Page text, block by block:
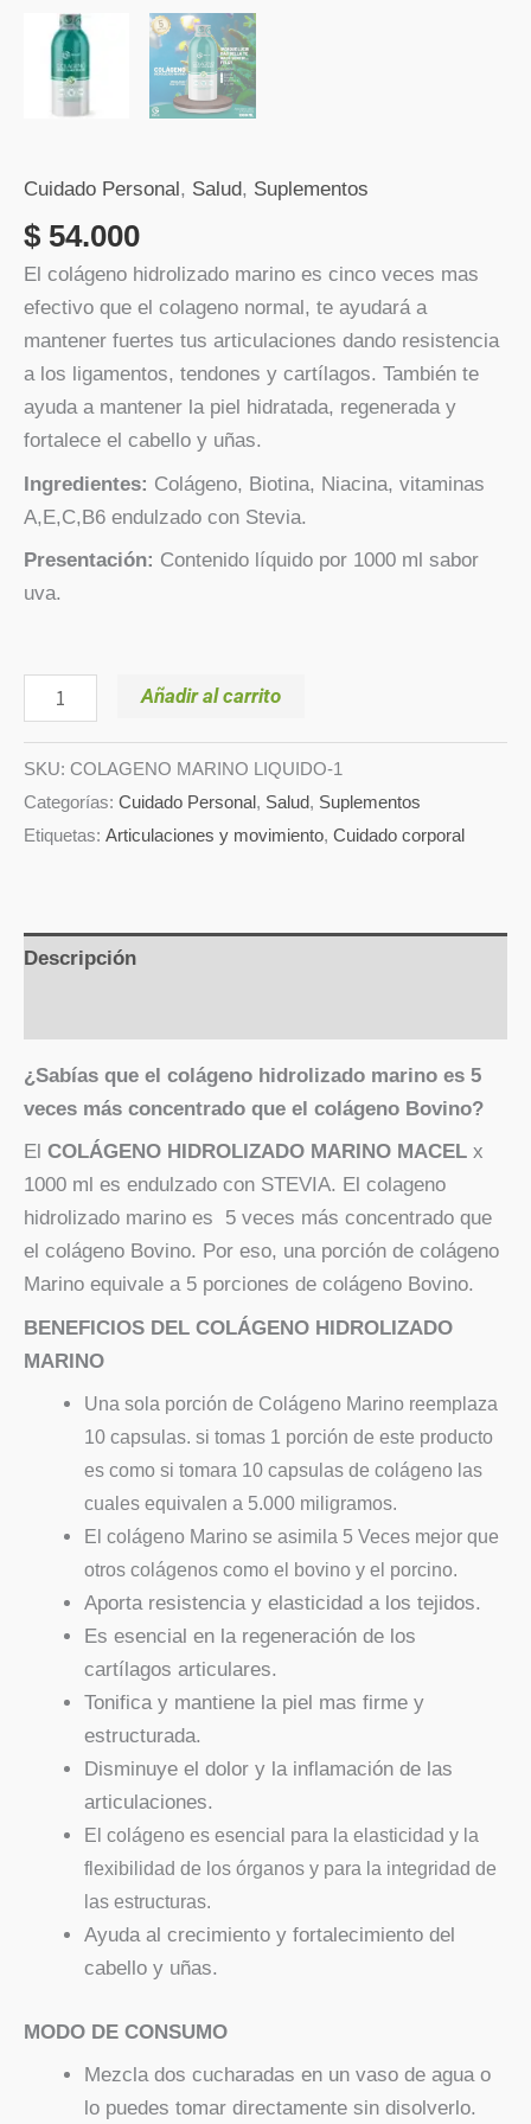
Cuidado Personal , Salud, Suplementos
$ 54.000
El colágeno hidrolizado marino es cinco veces mas
efectivo que el colageno normal, te ayudará a
mantener fuertes tus articulaciones dando resistencia
a los ligamentos, tendones y cartílagos. También te
ayuda a mantener la piel hidratada, regenerada y
fortalece el cabello y uñas.
Ingredientes: Colágeno, Biotina, Niacina, vitaminas
A,E,C,B6 endulzado con Stevia.
Presentación: Contenido líquido por 1000 ml sabor
uva.
Añadir al carrito
SKU: COLAGENO MARINO LIQUIDO-1
Categorías: Cuidado Personal, Salud, Suplementos
Etiquetas: Articulaciones y movimiento, Cuidado corporal
Descripción
¿Sabías que el colágeno hidrolizado marino es 5
veces más concentrado que el colágeno Bovino?
El COLÁGENO HIDROLIZADO MARINO MACEL x
1000 ml es endulzado con STEVIA. El colageno
hidrolizado marino es 5 veces más concentrado que
el colágeno Bovino. Por eso, una porción de colágeno
Marino equivale a 5 porciones de colágeno Bovino.
BENEFICIOS DEL COLÁGENO HIDROLIZADO
MARINO
Una sola porción de Colágeno Marino reemplaza
10 capsulas. si tomas 1 porción de este producto
es como si tomara 10 capsulas de colágeno las
cuales equivalen a 5.000 miligramos.
El colágeno Marino se asimila 5 Veces mejor que
otros colágenos como el bovino y el porcino.
Aporta resistencia y elasticidad a los tejidos.
Es esencial en la regeneración de los
cartílagos articulares.
Tonifica y mantiene la piel mas firme y
estructurada.
Disminuye el dolor y la inflamación de las
articulaciones.
El colágeno es esencial para la elasticidad y la
flexibilidad de los órganos y para la integridad de
las estructuras.
Ayuda al crecimiento y fortalecimiento del
cabello y uñas.
MODO DE CONSUMO
Mezcla dos cucharadas en un vaso de agua o
lo puedes tomar directamente sin disolverlo.